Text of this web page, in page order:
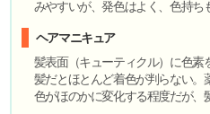
みやすいが、発色はよく、色持ち
ヘアマニキュア
髪表面（キューティクル）に色素
髪だとほとんど着色が判らない。
色がほのかに変化する程度だが、